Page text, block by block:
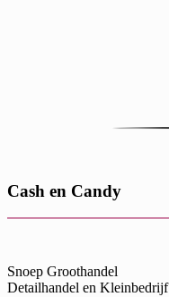
Cash en Candy
Snoep Groothandel
Detailhandel en Kleinbedrijf